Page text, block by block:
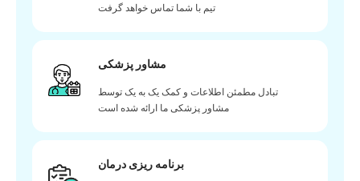
تیم با شما تماس خواهد گرفت
مشاور پزشکی
تبادل مطمئن اطلاعات و کمک یک به یک توسط
مشاور پزشکی ما ارائه شده است
برنامه ریزی درمان